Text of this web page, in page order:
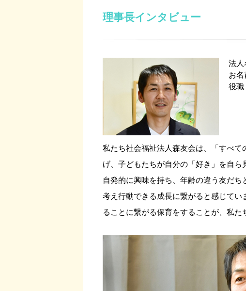
理事長インタビュー
法人
お名
役職
私たち社会福祉法人森友会は、「すべ
げ、子どもたちが自分の「好き」を自
自発的に興味を持ち、年齢の違う友だ
考え行動できる成長に繋がると感じてい
ることに繋がる保育をすることが、私た